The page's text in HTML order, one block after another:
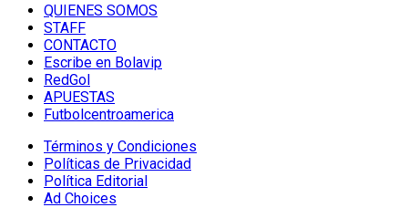
QUIENES SOMOS
STAFF
CONTACTO
Escribe en Bolavip
RedGol
APUESTAS
Futbolcentroamerica
Términos y Condiciones
Políticas de Privacidad
Política Editorial
Ad Choices